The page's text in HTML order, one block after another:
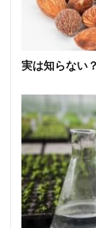
実は知らない